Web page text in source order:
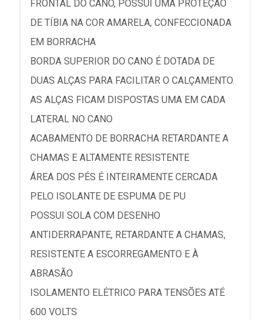
FRONTAL DO CANO, POSSUI UMA PROTEÇÃO
DE TÍBIA NA COR AMARELA, CONFECCIONADA
EM BORRACHA
BORDA SUPERIOR DO CANO É DOTADA DE
DUAS ALÇAS PARA FACILITAR O CALÇAMENTO.
AS ALÇAS FICAM DISPOSTAS UMA EM CADA
LATERAL NO CANO
ACABAMENTO DE BORRACHA RETARDANTE A
CHAMAS E ALTAMENTE RESISTENTE
ÁREA DOS PÉS É INTEIRAMENTE CERCADA
PELO ISOLANTE DE ESPUMA DE PU
POSSUI SOLA COM DESENHO
ANTIDERRAPANTE, RETARDANTE A CHAMAS,
RESISTENTE A ESCORREGAMENTO E À
ABRASÃO
ISOLAMENTO ELÉTRICO PARA TENSÕES ATÉ
600 VOLTS